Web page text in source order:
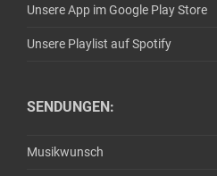
Unsere App im Google Play Store
Unsere Playlist auf Spotify
SENDUNGEN:
Musikwunsch